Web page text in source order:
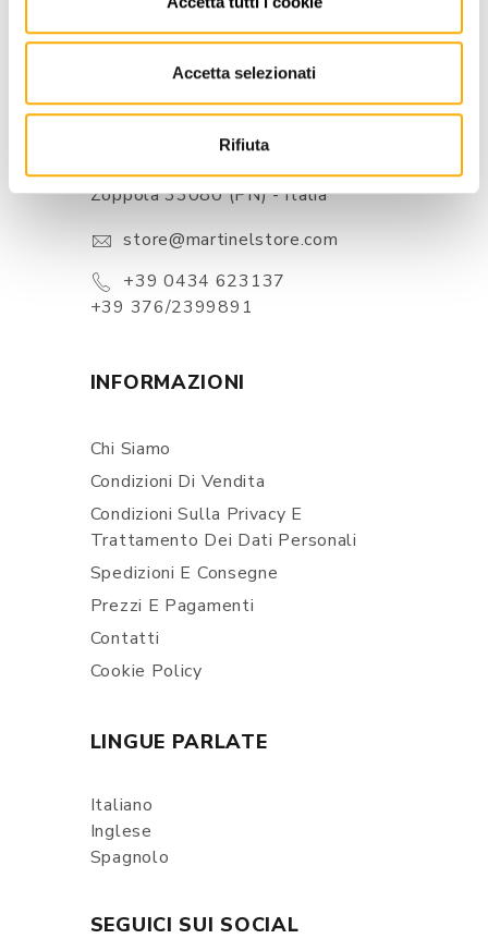
Accetta selezionati
Rifiuta
Via Pordenone, 1 - Poincicco Di
Zoppola 33080 (PN) - Italia
store@martinelstore.com
+39 0434 623137
+39 376/2399891
INFORMAZIONI
Chi Siamo
Condizioni Di Vendita
Condizioni Sulla Privacy E
Trattamento Dei Dati Personali
Spedizioni E Consegne
Prezzi E Pagamenti
Contatti
Cookie Policy
LINGUE PARLATE
Italiano
Inglese
Spagnolo
SEGUICI SUI SOCIAL